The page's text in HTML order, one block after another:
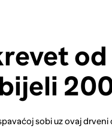
sobi uz ovaj drveni